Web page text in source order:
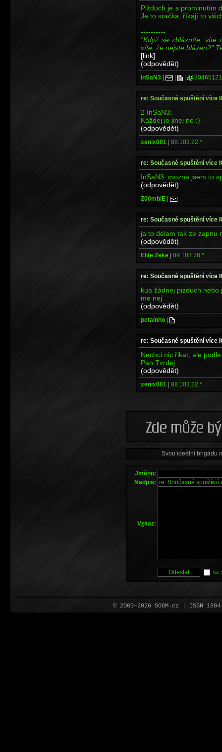
Pižduch je s prominutím
Je to sračka, říkají to
----------
"Když se zblázníte, víte
víte, že nejste blázen?"
[link]
(odpovědět)
InSaN3 | | |
re: Současné spuštění více
2 InSaN3:
Každej je jinej no :)
(odpovědět)
xenix001 | 88.103.22.*
re: Současné spuštění více
InSaN3: mozna jsem to
(odpovědět)
Z00mbiE |
re: Současné spuštění více
ja to delam tak ze zapnu
(odpovědět)
Elite Zeke | 89.103.78.*
re: Současné spuštění více
kua žádnej pizduch
me nej
(odpovědět)
petainho |
re: Současné spuštění více
Nechci nic řikat, ale
Pan Tvrdej
(odpovědět)
xenix001 | 88.103.22.*
Svou ideální brigádu
Jméno:
Nadpis:
Vzkaz:
No
© 2003–2026 SOOM.cz | ISSN